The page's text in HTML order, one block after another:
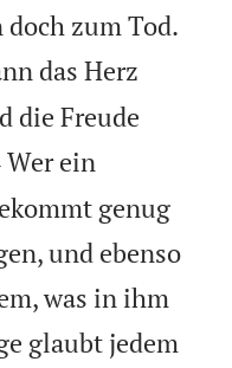
zum Tod.
das Herz
die Freude
Wer ein
genug
und ebenso
was in ihm
glaubt jedem